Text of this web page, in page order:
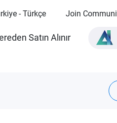
- Türkçe Join
Satın Alınır